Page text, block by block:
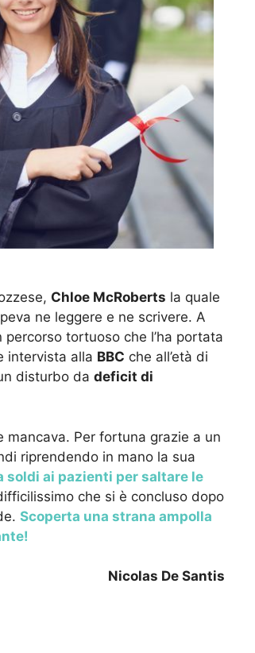
Chloe McRoberts la quale
ne leggere e ne scrivere. A
percorso tortuoso che l’ha portata
intervista alla BBC che all’età di
disturbo da deficit di
mancava. Per fortuna grazie a un
riprendendo in mano la sua
soldi ai pazienti per saltare le
che si è concluso dopo
Scoperta una strana ampolla
Nicolas De Santis